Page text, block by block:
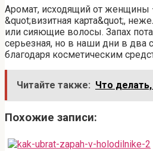
Аромат, исходящий от
&quot;визитная карта&quot;,
или сияющие волосы. Запах
серьезная, но в наши дни в два
благодаря косметическим
Читайте также: Что
Похожие записи: